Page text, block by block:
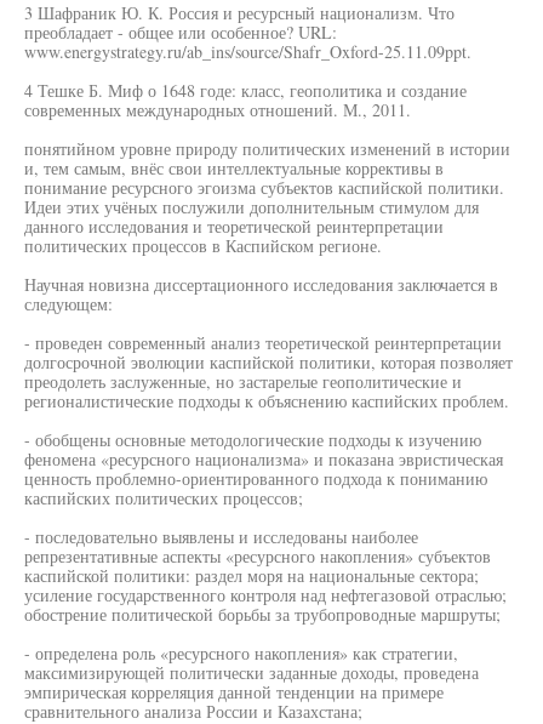
3 Шафраник Ю. К. Россия и ресурсный национализм. Что
преобладает - общее или особенное? URL:
www.energystrategy.ru/ab_ins/source/Shafr_Oxford-25.11.09ppt.
4 Тешке Б. Миф о 1648 годе: класс, геополитика и создание
современных международных отношений. М., 2011.
понятийном уровне природу политических изменений в истории
и, тем самым, внёс свои интеллектуальные коррективы в
понимание ресурсного эгоизма субъектов каспийской политики.
Идеи этих учёных послужили дополнительным стимулом для
данного исследования и теоретической реинтерпретации
политических процессов в Каспийском регионе.
Научная новизна диссертационного исследования заключается в
следующем:
- проведен современный анализ теоретической реинтерпретации
долгосрочной эволюции каспийской политики, которая позволяет
преодолеть заслуженные, но застарелые геополитические и
регионалистические подходы к объяснению каспийских проблем.
- обобщены основные методологические подходы к изучению
феномена «ресурсного национализма» и показана эвристическая
ценность проблемно-ориентированного подхода к пониманию
каспийских политических процессов;
- последовательно выявлены и исследованы наиболее
репрезентативные аспекты «ресурсного накопления» субъектов
каспийской политики: раздел моря на национальные сектора;
усиление государственного контроля над нефтегазовой отраслью;
обострение политической борьбы за трубопроводные маршруты;
- определена роль «ресурсного накопления» как стратегии,
максимизирующей политически заданные доходы, проведена
эмпирическая корреляция данной тенденции на примере
сравнительного анализа России и Казахстана;